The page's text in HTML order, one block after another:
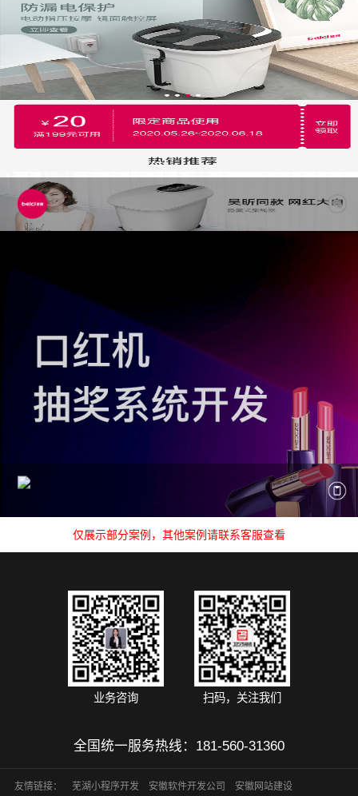
仅展示部分案例，其他案例请联系客服查看
业务咨询 扫码，关注我们
全国统一服务热线： 181-560-31360
友情链接： 芜湖小程序开发 安徽软件开发公司 安徽网站建设